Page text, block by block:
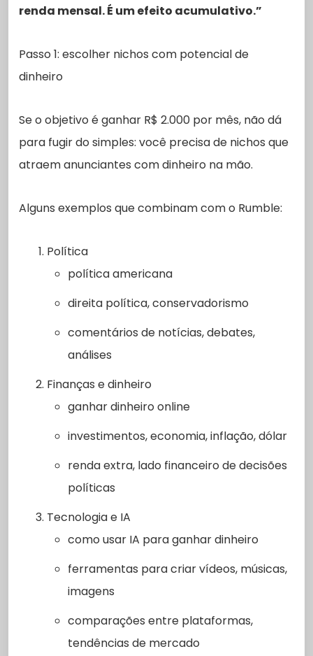
renda mensal. É um efeito acumulativo.”
Passo 1: escolher nichos com potencial de
dinheiro
Se o objetivo é ganhar R$ 2.000 por mês, não dá
para fugir do simples: você precisa de nichos que
atraem anunciantes com dinheiro na mão.
Alguns exemplos que combinam com o Rumble:
Política
política americana
direita política, conservadorismo
comentários de notícias, debates,
análises
Finanças e dinheiro
ganhar dinheiro online
investimentos, economia, inflação, dólar
renda extra, lado financeiro de decisões
políticas
Tecnologia e IA
como usar IA para ganhar dinheiro
ferramentas para criar vídeos, músicas,
imagens
comparações entre plataformas,
tendências de mercado